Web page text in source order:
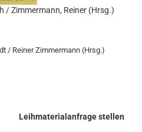
/ Zimmermann, Reiner (Hrsg.)
/ Reiner Zimmermann (Hrsg.)
Leihmaterialanfrage stellen